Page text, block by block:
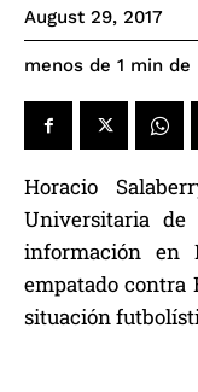
August 29, 2017
menos de 1 min de
Horacio
Universitaria de
información en
empatado contra
situación